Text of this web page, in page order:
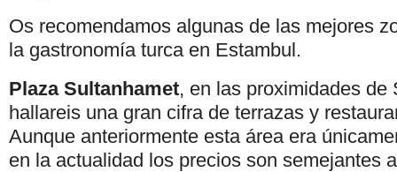
Os recomendamos algunas de las mejores
la gastronomía turca en Estambul.
Plaza Sultanhamet, en las proximidades de
hallareis una gran cifra de terrazas y
Aunque anteriormente esta área era
en la actualidad los precios son semejantes